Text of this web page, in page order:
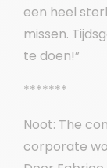
een heel
missen.
te doen!”
*******
Noot: The
corporate